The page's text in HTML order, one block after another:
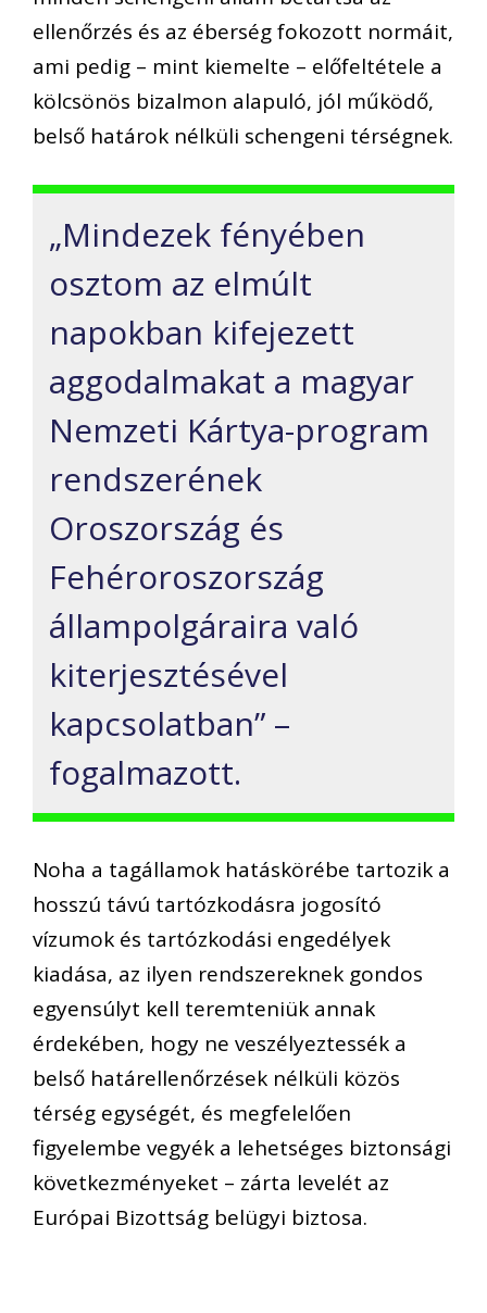
ellenőrzés és az éberség fokozott normáit,
ami pedig – mint kiemelte – előfeltétele a
kölcsönös bizalmon alapuló, jól működő,
belső határok nélküli schengeni térségnek.
„Mindezek fényében
osztom az elmúlt
napokban kifejezett
aggodalmakat a magyar
Nemzeti Kártya-program
rendszerének
Oroszország és
Fehéroroszország
állampolgáraira való
kiterjesztésével
kapcsolatban” –
fogalmazott.
Noha a tagállamok hatáskörébe tartozik a
hosszú távú tartózkodásra jogosító
vízumok és tartózkodási engedélyek
kiadása, az ilyen rendszereknek gondos
egyensúlyt kell teremteniük annak
érdekében, hogy ne veszélyeztessék a
belső határellenőrzések nélküli közös
térség egységét, és megfelelően
figyelembe vegyék a lehetséges biztonsági
következményeket – zárta levelét az
Európai Bizottság belügyi biztosa.